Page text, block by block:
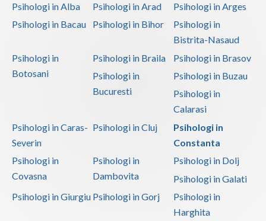
Psihologi in Alba Psihologi in Arad
Psihologi in Arges
Psihologi in Bacau
Psihologi in Bihor
Psihologi in
Bistrita-Nasaud
Psihologi in
Botosani
Psihologi in Braila
Psihologi in Brasov
Psihologi in
Bucuresti
Psihologi in Buzau
Psihologi in
Calarasi
Psihologi in Caras-
Severin
Psihologi in Cluj
Psihologi in
Constanta
Psihologi in
Covasna
Psihologi in
Dambovita
Psihologi in Dolj
Psihologi in Galati
Psihologi in Giurgiu Psihologi in Gorj
Psihologi in
Harghita